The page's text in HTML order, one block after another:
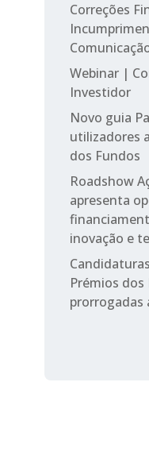
Correções
Webinar |
Investidor
Novo guia
utilizadores
dos Fundos
Roadshow
apresenta
inovação e
Prémios dos
prorrogadas